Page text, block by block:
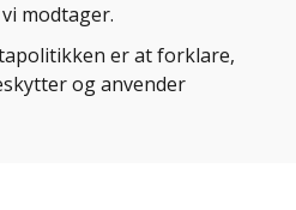
modtager.
er at forklare,
og anvender